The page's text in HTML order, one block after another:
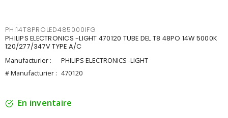
PHI14T8PROLED485000IFG
PHILIPS ELECTRONICS -LIGHT 470120 TUBE DEL T8 48PO 14W 5000K
120/277/347V TYPE A/C
Manufacturier :
PHILIPS ELECTRONICS -LIGHT
# Manufacturier : 470120
En inventaire